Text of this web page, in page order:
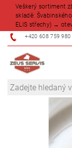
Veškerý sortiment
skladě:
ELIS střechy) →
+420 608 759 980